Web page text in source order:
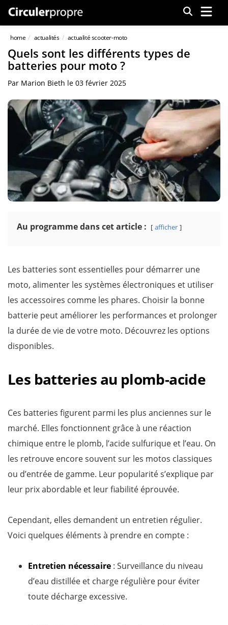
Menu
home actualités actualité scooter-moto
Quels sont les différents types de
batteries pour moto ?
Par Marion Bieth le 03 février 2025
Au programme dans cet article : afficher
Les batteries sont essentielles pour démarrer une
moto, alimenter les systèmes électroniques et utiliser
les accessoires comme les phares. Choisir la bonne
batterie peut améliorer les performances et prolonger
la durée de vie de votre moto. Découvrez les options
disponibles.
Les batteries au plomb-acide
Ces batteries figurent parmi les plus anciennes sur le
marché. Elles fonctionnent grâce à une réaction
chimique entre le plomb, l’acide sulfurique et l’eau. On
les retrouve encore souvent sur les motos classiques
ou d’entrée de gamme. Leur popularité s’explique par
leur prix abordable et leur fiabilité éprouvée.
Cependant, elles demandent un entretien régulier.
Voici quelques éléments à prendre en compte :
Entretien nécessaire : Surveillance du niveau
d’eau distillée et charge régulière pour éviter
toute décharge excessive.